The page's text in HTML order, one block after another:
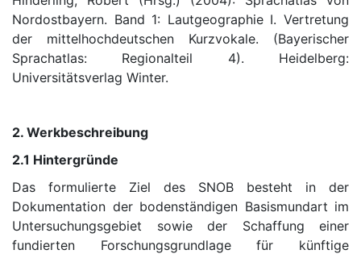
Nordostbayern. Band 1: Lautgeographie I. Vertretung
der mittelhochdeutschen Kurzvokale. (Bayerischer
Sprachatlas: Regionalteil 4). Heidelberg:
Universitätsverlag Winter.
2. Werkbeschreibung
2.1 Hintergründe
Das formulierte Ziel des SNOB besteht in der
Dokumentation der bodenständigen Basismundart im
Untersuchungsgebiet sowie der Schaffung einer
fundierten Forschungsgrundlage für künftige